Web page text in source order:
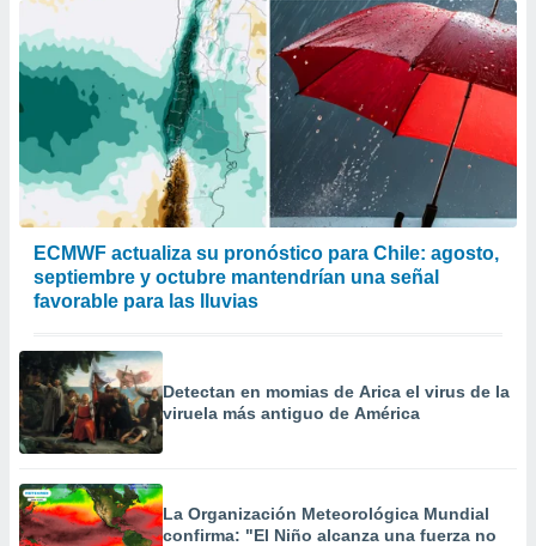
ECMWF actualiza su pronóstico para Chile: agosto,
septiembre y octubre mantendrían una señal
favorable para las lluvias
Detectan en momias de Arica el virus de la
viruela más antiguo de América
La Organización Meteorológica Mundial
confirma: "El Niño alcanza una fuerza no